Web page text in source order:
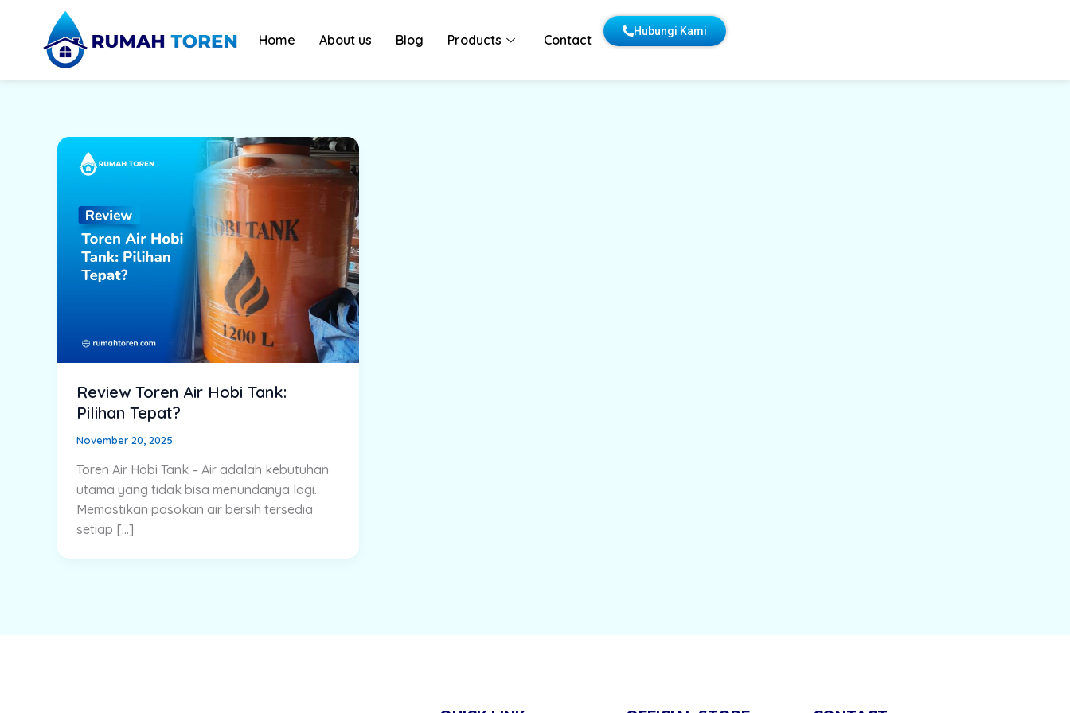
content
Home About us Blog Products Contact
Hubungi Kami
Review Toren Air Hobi Tank:
Pilihan Tepat?
November 20, 2025
Toren Air Hobi Tank – Air adalah kebutuhan
utama yang tidak bisa menundanya lagi.
Memastikan pasokan air bersih tersedia
setiap […]